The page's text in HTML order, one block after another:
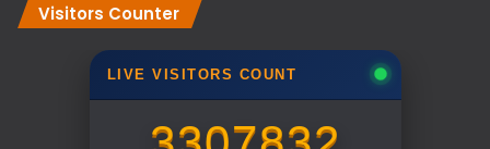
Visitors Counter
LIVE VISITORS COUNT